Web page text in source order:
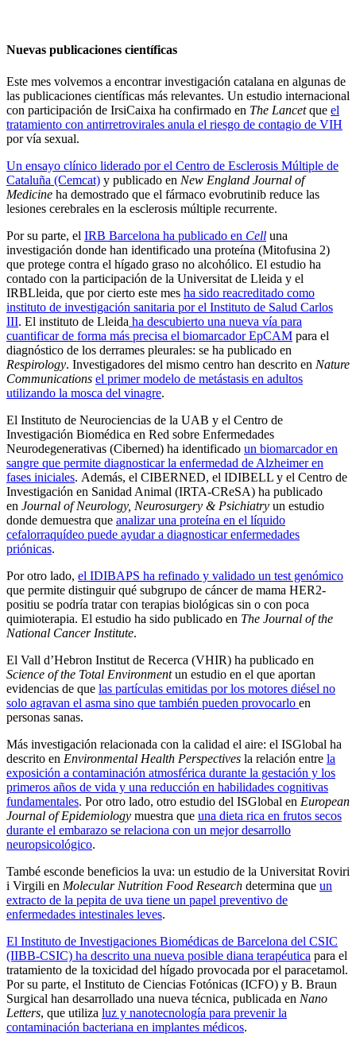
Nuevas publicaciones científicas
Este mes volvemos a encontrar investigación catalana en algunas de
las publicaciones científicas más relevantes. Un estudio internacional
con participación de IrsiCaixa ha confirmado en The Lancetque el
tratamiento con antirretrovirales anula el riesgo de contagio de VIH
por vía sexual.
Un ensayo clínico liderado por el Centro de Esclerosis Múltiple de
Cataluña (Cemcat) y publicado en New England Journal of
Medicine ha demostrado que el fármaco evobrutinib reduce las
lesiones cerebrales en la esclerosis múltiple recurrente.
Por su parte, el IRB Barcelona ha publicado en Cell una
investigación donde han identificado una proteína (Mitofusina 2)
que protege contra el hígado graso no alcohólico. El estudio ha
contado con la participación de la Universitat de Lleida y el
IRBLleida, que por cierto este mes ha sido reacreditado como
instituto de investigación sanitaria por el Instituto de Salud Carlos
III. El instituto de Lleida ha descubierto una nueva vía para
cuantificar de forma más precisa el biomarcador EpCAM para el
diagnóstico de los derrames pleurales: se ha publicado en
Respirology. Investigadores del mismo centro han descrito en Nature
Communications el primer modelo de metástasis en adultos
utilizando la mosca del vinagre.
El Instituto de Neurociencias de la UAB y el Centro de
Investigación Biomédica en Red sobre Enfermedades
Neurodegenerativas (Ciberned) ha identificado un biomarcador en
sangre que permite diagnosticar la enfermedad de Alzheimer en
fases iniciales. Además, el CIBERNED, el IDIBELL y el Centro de
Investigación en Sanidad Animal (IRTA-CReSA) ha publicado
en Journal of Neurology, Neurosurgery & Psichiatry un estudio
donde demuestra que analizar una proteína en el líquido
cefalorraquídeo puede ayudar a diagnosticar enfermedades
priónicas.
Por otro lado, el IDIBAPS ha refinado y validado un test genómico
que permite distinguir qué subgrupo de cáncer de mama HER2-
positiu se podría tratar con terapias biológicas sin o con poca
quimioterapia. El estudio ha sido publicado en The Journal of the
National Cancer Institute.
El Vall d’Hebron Institut de Recerca (VHIR) ha publicado en
Science of the Total Environmentun estudio en el que aportan
evidencias de que las partículas emitidas por los motores diésel no
solo agravan el asma sino que también pueden provocarlo en
personas sanas.
Más investigación relacionada con la calidad el aire: el ISGlobal ha
descrito en Environmental Health Perspectives la relación entre la
exposición a contaminación atmosférica durante la gestación y los
primeros años de vida y una reducción en habilidades cognitivas
fundamentales. Por otro lado, otro estudio del ISGlobal en European
Journal of Epidemiology muestra que una dieta rica en frutos secos
durante el embarazo se relaciona con un mejor desarrollo
neuropsicológico.
També esconde beneficios la uva: un estudio de la Universitat Roviri
i Virgili en Molecular Nutrition Food Research determina que un
extracto de la pepita de uva tiene un papel preventivo de
enfermedades intestinales leves.
El Instituto de Investigaciones Biomédicas de Barcelona del CSIC
(IIBB-CSIC) ha descrito una nueva posible diana terapéutica para el
tratamiento de la toxicidad del hígado provocada por el paracetamol.
Por su parte, el Instituto de Ciencias Fotónicas (ICFO) y B. Braun
Surgical han desarrollado una nueva técnica, publicada en Nano
Letters, que utiliza luz y nanotecnología para prevenir la
contaminación bacteriana en implantes médicos.